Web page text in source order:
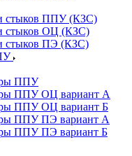
стыков ППУ (КЗС)
стыков ОЦ (КЗС)
стыков ПЭ (КЗС)
ППУ
ППУ ОЦ вариант А
ППУ ОЦ вариант Б
ППУ ПЭ вариант А
ППУ ПЭ вариант Б